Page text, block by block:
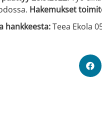
Hakemukset
hankkeesta:Teea Ekola